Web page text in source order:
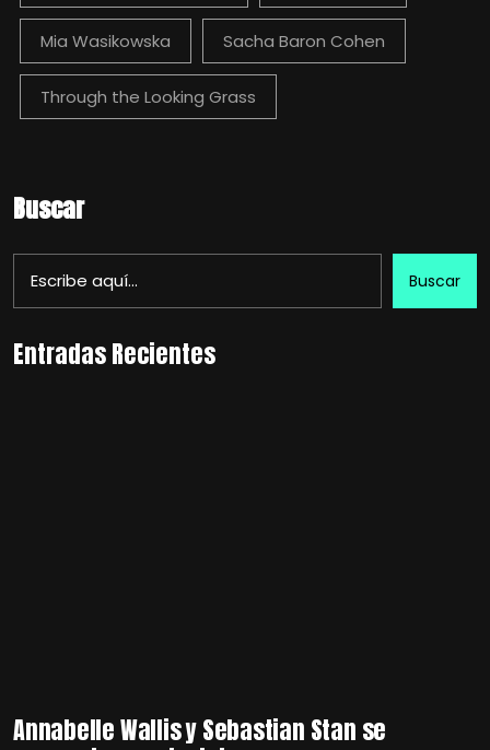
Mia Wasikowska Sacha Baron Cohen
Through the Looking Grass
Buscar
Buscar
Entradas Recientes
Annabelle Wallis y Sebastian Stan se